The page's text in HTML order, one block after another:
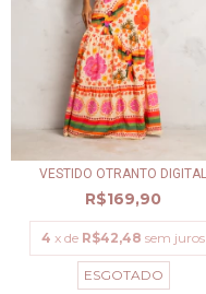
VESTIDO OTRANTO DIGITAL
R$169,90
4 x de R$42,48 sem juros
ESGOTADO